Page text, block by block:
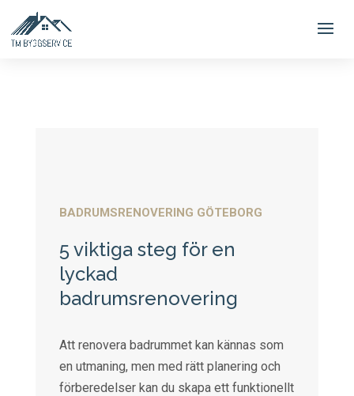
BADRUMSRENOVERING GÖTEBORG
5 viktiga steg för en
lyckad
badrumsrenovering
Att renovera badrummet kan kännas som
en utmaning, men med rätt planering och
förberedelser kan du skapa ett funktionellt